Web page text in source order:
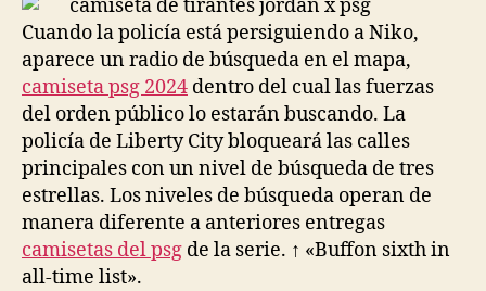
Cuando la policía está persiguiendo a Niko,
aparece un radio de búsqueda en el mapa,
camiseta psg 2024 dentro del cual las fuerzas
del orden público lo estarán buscando. La
policía de Liberty City bloqueará las calles
principales con un nivel de búsqueda de tres
estrellas. Los niveles de búsqueda operan de
manera diferente a anteriores entregas
camisetas del psg de la serie. ↑ «Buffon sixth in
all-time list».